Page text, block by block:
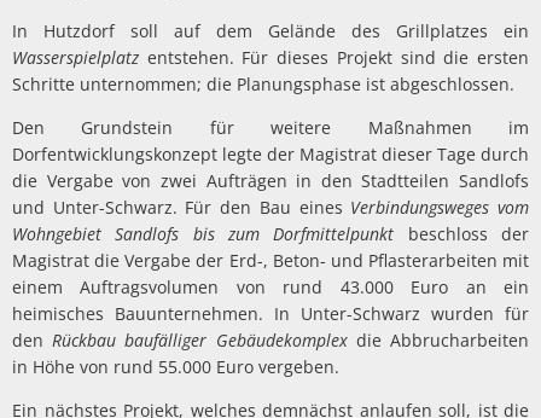
In Hutzdorf soll auf dem Gelände des Grillplatzes ein
Wasserspiel­platz entstehen. Für dieses Projekt sind die ersten
Schritte unter­nommen; die Planungsphase ist abgeschlossen.
Den Grundstein für weitere Maßnahmen im
Dorfentwicklungskon­zept legte der Magistrat dieser Tage durch
die Vergabe von zwei Aufträgen in den Stadtteilen Sandlofs
und Unter-Schwarz. Für den Bau eines Verbindungsweges vom
Wohngebiet Sandlofs bis zum Dorfmittelpunkt beschloss der
Magistrat die Vergabe der Erd-, Be­ton- und Pflasterarbeiten mit
einem Auftragsvolumen von rund 43.000 Euro an ein
heimisches Bauunternehmen. In Unter-Schwarz wurden für
den Rückbau baufälliger Gebäudekomplexdie Abbrucharbeiten
in Höhe von rund 55.000 Euro vergeben.
Ein nächstes Projekt, welches demnächst anlaufen soll, ist die